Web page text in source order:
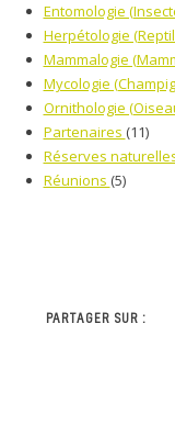
Entomologie
Herpétologie
Mammalogie
Mycologie
Ornithologie
Partenaires (11)
Réserves
Réunions (5)
PARTAGER SUR :